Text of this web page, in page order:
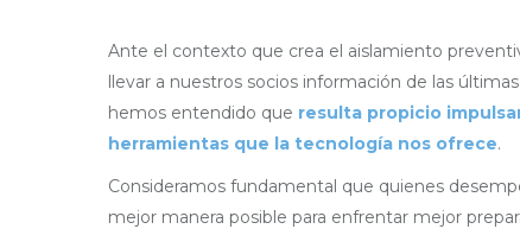
Ante el contexto que crea el aislamiento
llevar a nuestros socios información de las
hemos entendido que resulta propicio
herramientas que la tecnología nos ofrece.
Consideramos fundamental que quienes
mejor manera posible para enfrentar mejor